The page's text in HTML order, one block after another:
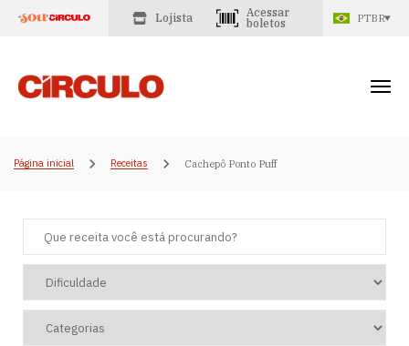
Lojista
Acessar
boletos
PTBR
Página inicial Receitas Cachepô Ponto Puff